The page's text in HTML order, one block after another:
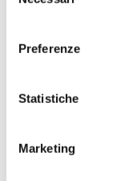
Preferenze
Statistiche
Marketing
efficace né
a garantire
vita persi a
L’autore ha
reati penali
provvisorie